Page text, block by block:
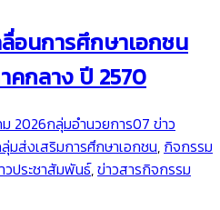
อนการศึกษาเอกชน
คกลาง ปี 2570
2026กลุ่มอำนวยการ07 ข่าว
มส่งเสริมการศึกษาเอกชน, กิจกรรม
วประชาสัมพันธ์,ข่าวสารกิจกรรม